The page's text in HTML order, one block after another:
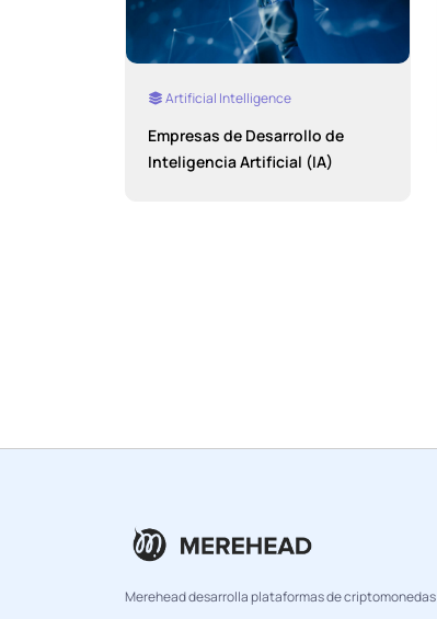
Artificial Intelligence
Empresas de Desarrollo de
Inteligencia Artificial (IA)
Merehead desarrolla plataformas de criptomonedas